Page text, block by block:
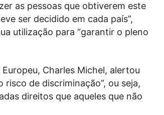
as pessoas que obtiverem este
ser decidido em cada país”,
utilização para “garantir o pleno
Charles Michel, alertou
de discriminação”, ou seja,
direitos que aqueles que não